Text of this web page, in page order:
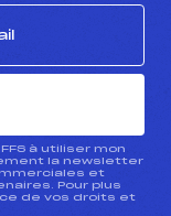
à utiliser mon
la newsletter
et
Pour plus
de vos droits et